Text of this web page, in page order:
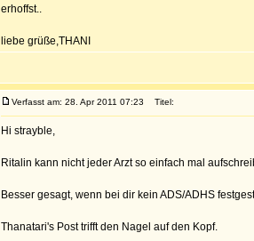
erhoffst..
liebe grüße,THANI
Verfasst am: 28. Apr 2011 07:23 Titel:
Hi strayble,
Ritalin kann nicht jeder Arzt so einfach mal
Besser gesagt, wenn bei dir kein ADS/ADHS
Thanatari's Post trifft den Nagel auf den Kopf.